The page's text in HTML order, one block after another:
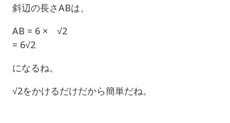
斜辺の長さABは、
AB = 6 × √2
= 6√2
になるね。
√2をかけるだけだから簡単だね。